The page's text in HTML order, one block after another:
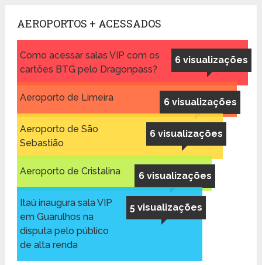
AEROPORTOS + ACESSADOS
6 visualizações
Como acessar salas VIP com os
cartões BTG pelo Dragonpass?
6 visualizações
Aeroporto de Limeira
6 visualizações
Aeroporto de São
Sebastião
6 visualizações
Aeroporto de Cristalina
5 visualizações
Itaú inaugura sala VIP
em Guarulhos na
disputa pelo público
de alta renda